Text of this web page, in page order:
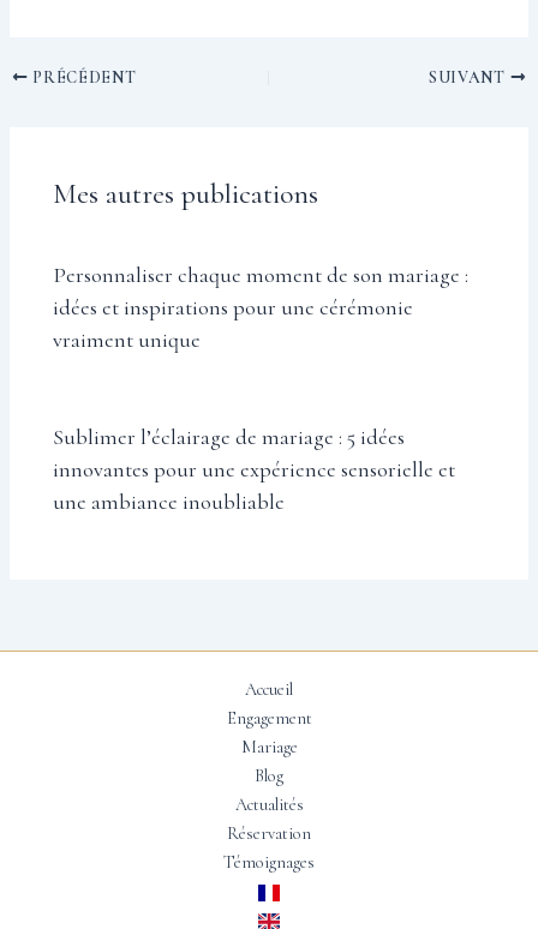
PRÉCÉDENT SUIVANT
Mes autres publications
Personnaliser chaque moment de son mariage :
idées et inspirations pour une cérémonie
vraiment unique
Sublimer l’éclairage de mariage : 5 idées
innovantes pour une expérience sensorielle et
une ambiance inoubliable
Accueil
Engagement
Mariage
Blog
Actualités
Réservation
Témoignages